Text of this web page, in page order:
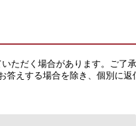
ただく場合があります。ご了承
えする場合を除き、個別に返